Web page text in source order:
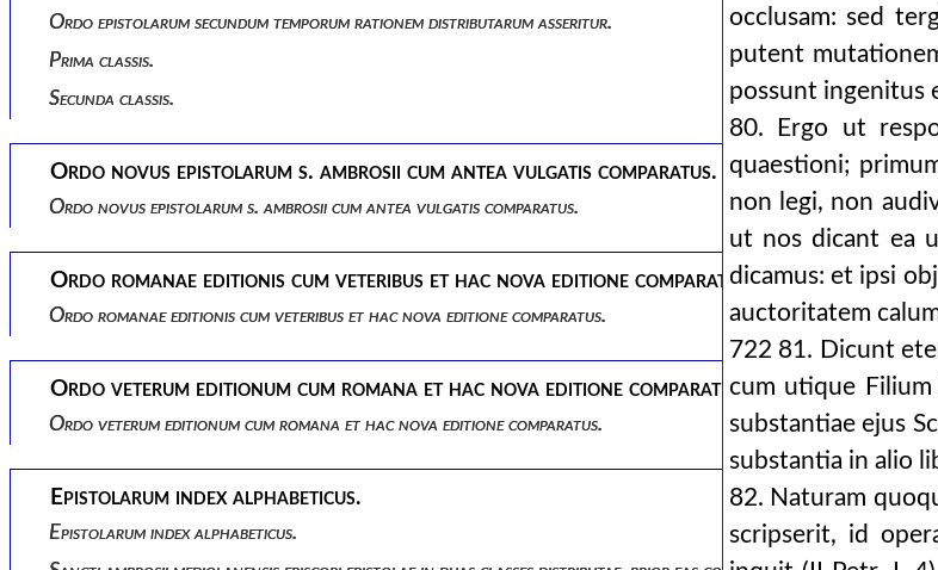
Ordo epistolarum secundum temporum rationem distributarum asseritur.
Prima classis.
Secunda classis.
Ordo novus epistolarum s. ambrosii cum antea vulgatis comparatus.
Ordo novus epistolarum s. ambrosii cum antea vulgatis comparatus.
Ordo romanae editionis cum veteribus et hac nova editione comparatus.
Ordo romanae editionis cum veteribus et hac nova editione comparatus.
Ordo veterum editionum cum romana et hac nova editione comparatus.
Ordo veterum editionum cum romana et hac nova editione comparatus.
Epistolarum index alphabeticus.
Epistolarum index alphabeticus.
occlusam: sed
putent
possunt ingenitus
80. Ergo ut
quaestioni;
non legi, non
ut nos dicant ea
dicamus: et ipsi
auctoritatem
722 81. Dicunt
cum utique Filium
substantiae ejus
substantia in alio
82. Naturam
scripserit, id